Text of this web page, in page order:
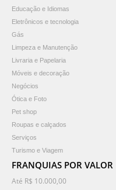
Educação e Idiomas
Eletrônicos e tecnologia
Gás
Limpeza e Manutenção
Livraria e Papelaria
Móveis e decoração
Negócios
Ótica e Foto
Pet shop
Roupas e calçados
Serviços
Turismo e Viagem
FRANQUIAS POR VALOR
Até R$ 10.000,00